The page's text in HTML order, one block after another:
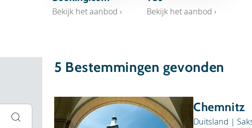
Bekijk het aanbod › Bekijk het aanbod ›
5 Bestemmingen gevonden
Chemnitz
Duitsland |